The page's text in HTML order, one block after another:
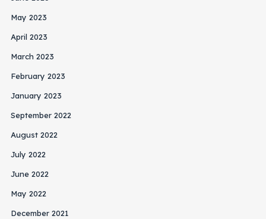
May 2023
April 2023
March 2023
February 2023
January 2023
September 2022
August 2022
July 2022
June 2022
May 2022
December 2021